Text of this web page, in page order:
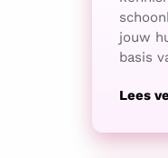
jouw
basis
Lees